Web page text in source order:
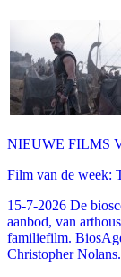
NIEUWE FILMS
Film van de week:
15-7-2026 De
aanbod, van
familiefilm.
Christopher